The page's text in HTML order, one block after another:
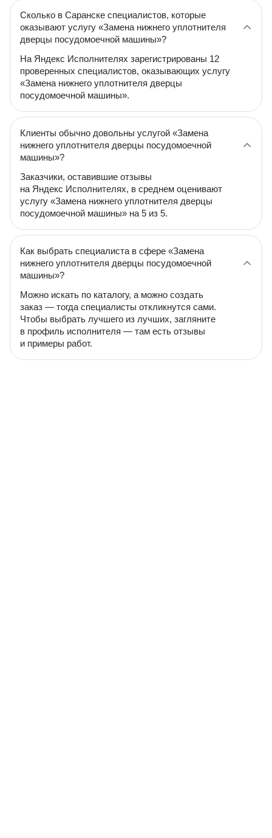
Сколько в Саранске специалистов, которые
оказывают услугу «Замена нижнего уплотнителя
дверцы посудомоечной машины»?
На Яндекс Исполнителях зарегистрированы 12
проверенных специалистов, оказывающих услугу
«Замена нижнего уплотнителя дверцы
посудомоечной машины».
Клиенты обычно довольны услугой «Замена
нижнего уплотнителя дверцы посудомоечной
машины»?
Заказчики, оставившие отзывы
на Яндекс Исполнителях, в среднем оценивают
услугу «Замена нижнего уплотнителя дверцы
посудомоечной машины» на 5 из 5.
Как выбрать специалиста в сфере «Замена
нижнего уплотнителя дверцы посудомоечной
машины»?
Можно искать по каталогу, а можно создать
заказ — тогда специалисты откликнутся сами.
Чтобы выбрать лучшего из лучших, загляните
в профиль исполнителя — там есть отзывы
и примеры работ.